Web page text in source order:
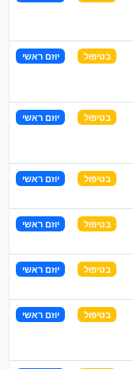
בטיפול יוזם ראשי
בטיפול יוזם ראשי
בטיפול יוזם ראשי
בטיפול יוזם ראשי
בטיפול יוזם ראשי
בטיפול יוזם ראשי